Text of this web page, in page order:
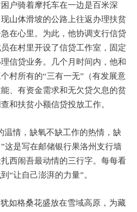
户骑着摩托车在一边是百米深
山体滑坡的公路上往返办理扶贫
在心里。为此，他协调支行信贷
在村里开设了信贷工作室，固定
信贷业务。几个月时间内，他和
村所有的“三有一无”（有发展意
、有资金需求和无欠贷欠息的贫
和扶贫小额信贷投放工作。
温情，缺氧不缺工作的热情，缺
这是写在邮储银行果洛州支行墙
西闹吾最动情的三行字。每每看
“让自己澎湃的力量”。
如格桑花盛放在雪域高原，为藏